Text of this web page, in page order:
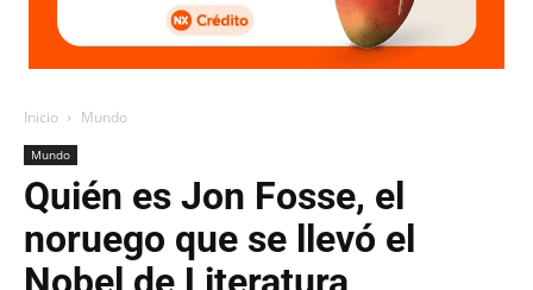
Inicio Mundo
Mundo
Quién es Jon Fosse, el
noruego que se llevó el